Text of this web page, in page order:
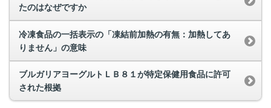
たのはなぜですか
冷凍食品の一括表示の「凍結前加熱の有無：加熱してあ
りません」の意味
ブルガリアヨーグルトＬＢ８１が特定保健用食品に許可
された根拠